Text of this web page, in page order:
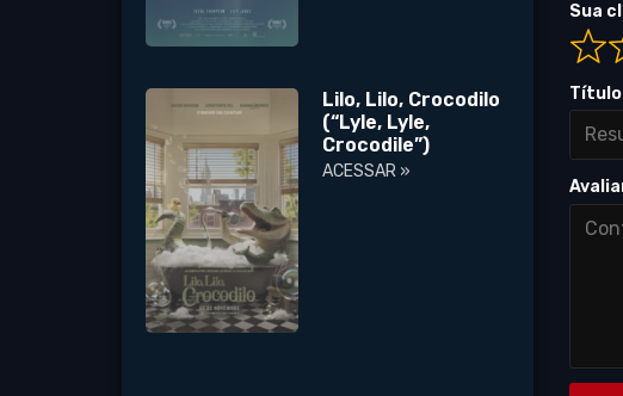
Lilo, Lilo, Crocodilo
(“Lyle, Lyle,
Crocodile”)
ACESSAR »
Sua
Título